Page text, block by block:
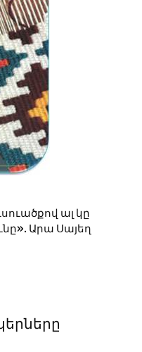
ալ կը
Արա Սայեղ